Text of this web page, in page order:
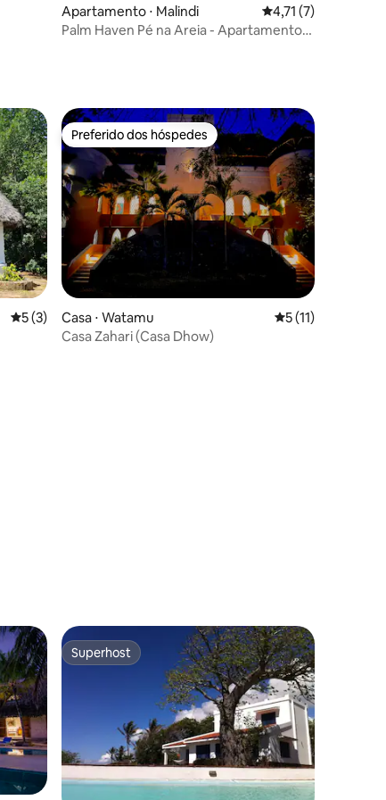
Apartamento ⋅ Malindi 4,71 de uma
4,71 (7)
Palm Haven Pé na Areia - Apartamento
5 de uma avaliação média de 5, 3 avaliações
5 (3)
Preferido dos hóspedes
Preferido dos hóspedes
Casa ⋅ Watamu 5 de uma
5 (11)
Casa Zahari (Casa Dhow)
Superhost
Superhost